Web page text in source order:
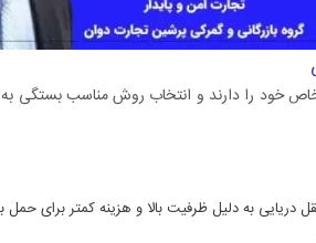
خود را دارند و انتخاب روش مناسب بستگی
به دلیل ظرفیت بالا و هزینه کمتر برای حمل